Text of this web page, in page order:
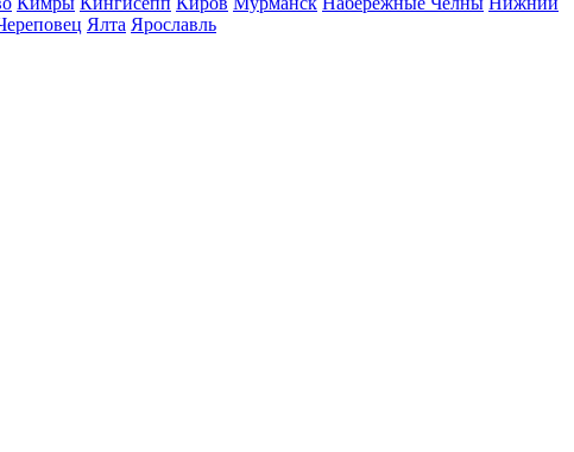
Ялта Ярославль